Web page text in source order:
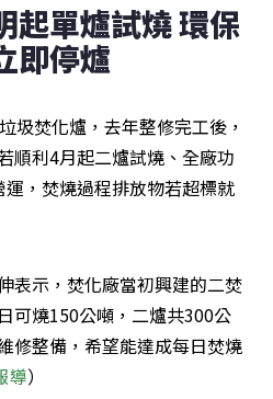
起單爐試燒 環保
即停爐
圾焚化爐，去年整修完工後，
順利4月起二爐試燒、全廠功
，焚燒過程排放物若超標就
表示，焚化廠當初興建的二焚
可燒150公噸，二爐共300公
修整備，希望能達成每日焚燒
導）